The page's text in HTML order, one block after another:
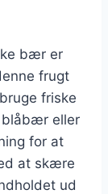
bær er
frugt
friske
eller
for at
at skære
ud